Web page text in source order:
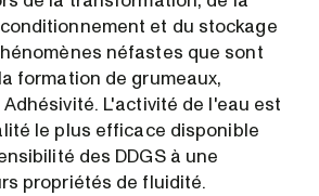
et du stockage
néfastes que sont
formation de grumeaux,
L'activité de l'eau est
le plus efficace disponible
des DDGS à une
propriétés de fluidité.